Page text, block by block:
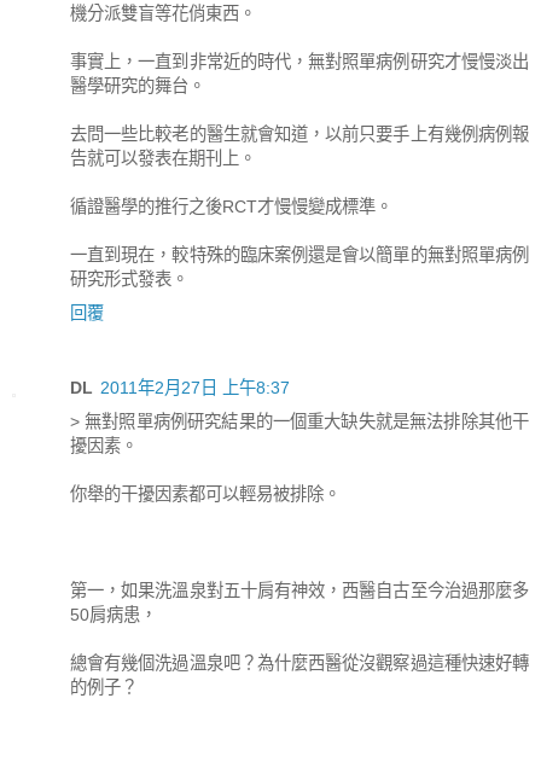
機分派雙盲等花俏東西。
事實上，一直到非常近的時代，無對照單病例研究才慢慢淡出
醫學研究的舞台。
去問一些比較老的醫生就會知道，以前只要手上有幾例病例報
告就可以發表在期刊上。
循證醫學的推行之後RCT才慢慢變成標準。
一直到現在，較特殊的臨床案例還是會以簡單的無對照單病例
研究形式發表。
回覆
DL 2011年2月27日 上午8:37
> 無對照單病例研究結果的一個重大缺失就是無法排除其他干
擾因素。
你舉的干擾因素都可以輕易被排除。
第一，如果洗溫泉對五十肩有神效，西醫自古至今治過那麼多
50肩病患，
總會有幾個洗過溫泉吧？為什麼西醫從沒觀察過這種快速好轉
的例子？